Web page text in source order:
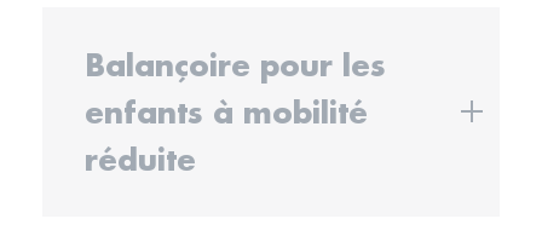
Balançoire pour les
enfants à mobilité
réduite